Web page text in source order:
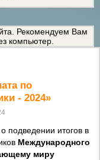
Рекомендуем Вам
компьютер.
по
- 2024»
подведении итогов в
Международного
миру